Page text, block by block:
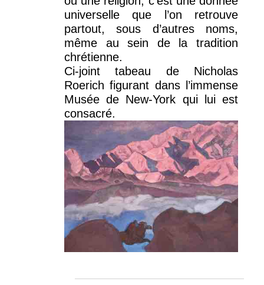
universelle que l’on retrouve
partout, sous d’autres noms,
même au sein de la tradition
chrétienne.
Ci-joint tabeau de Nicholas
Roerich figurant dans l’immense
Musée de New-York qui lui est
consacré.